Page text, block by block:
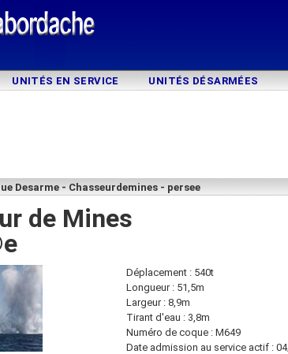
UNITÉS EN SERVICE UNITÉS DÉSARMÉES
Desarme - Chasseurdemines - persee
de Mines
Déplacement : 540t
Longueur : 51,5m
Largeur : 8,9m
Tirant d'eau : 3,8m
Numéro de coque : M649
Date admission au service actif :